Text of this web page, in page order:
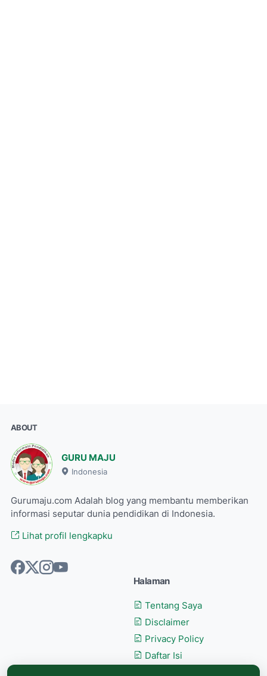
ABOUT
GURU MAJU
Indonesia
Gurumaju.com Adalah blog yang membantu memberikan
informasi seputar dunia pendidikan di Indonesia.
Lihat profil lengkapku
Halaman
Tentang Saya
Disclaimer
Privacy Policy
Daftar Isi